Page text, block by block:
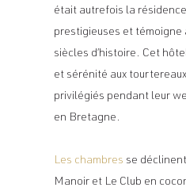
était autrefois la
prestigieuses et témoigne
siècles d’histoire. Cet
et sérénité aux
privilégiés pendant leur
en Bretagne .
Les chambres se
Manoir et Le Club en